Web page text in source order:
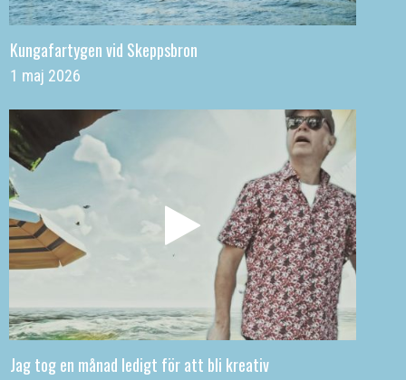
Kungafartygen vid Skeppsbron
1 maj 2026
Jag tog en månad ledigt för att bli kreativ